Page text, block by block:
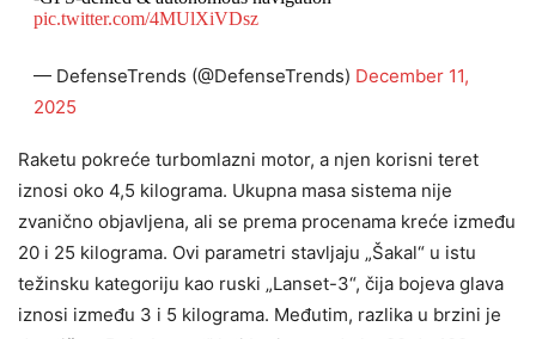
pic.twitter.com/4MUlXiVDsz
— DefenseTrends (@DefenseTrends) December 11,
2025
Raketu pokreće turbomlazni motor, a njen korisni teret
iznosi oko 4,5 kilograma. Ukupna masa sistema nije
zvanično objavljena, ali se prema procenama kreće između
20 i 25 kilograma. Ovi parametri stavljaju „Šakal“ u istu
težinsku kategoriju kao ruski „Lanset-3“, čija bojeva glava
iznosi između 3 i 5 kilograma. Međutim, razlika u brzini je